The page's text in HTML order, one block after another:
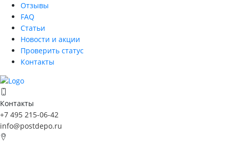
Отзывы
FAQ
Статьи
Новости и акции
Проверить статус
Контакты
Контакты
+7 495 215-06-42
info@postdepo.ru